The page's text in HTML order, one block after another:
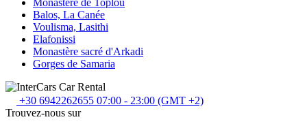
Monastère de Toplou
Balos, La Canée
Voulisma, Lasithi
Elafonissi
Monastère sacré d'Arkadi
Gorges de Samaria
+30 6942262655 07:00 - 23:00 (GMT +2)
Trouvez-nous sur